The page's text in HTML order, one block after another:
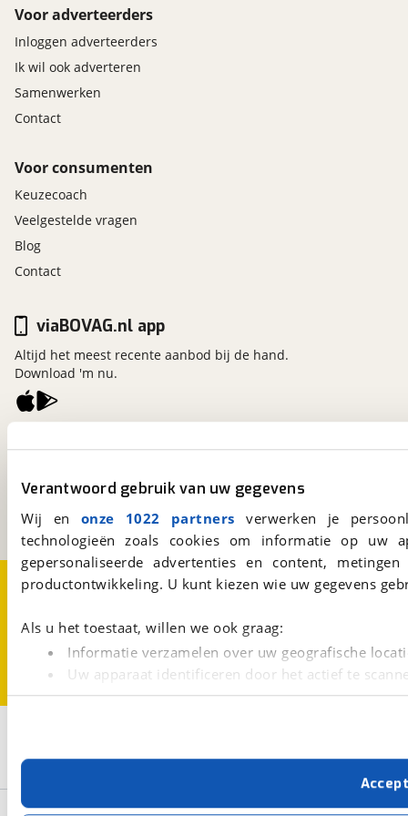
Verantwoord gebruik van uw gegevens
Wij en onze 1022 partners verwerken je
technologieën zoals cookies om informatie op
gepersonaliseerde advertenties en content,
productontwikkeling. U kunt kiezen wie uw gegevens
Als u het toestaat, willen we ook graag:
Informatie verzamelen over uw geografische
Uw apparaat identificeren door het actief te
Lees meer over hoe uw persoonlijke gegevens worden
Met cookies en vergelijkbare technieken zorgen we
cookies zorgen ervoor dat de website goed werkt.
verbeteren. We tonen je graag relevante advertenties
Santos Travelmaster 3+ Ja, E-bike
Voor adverteerders
Inloggen adverteerders
Ik wil ook adverteren
Samenwerken
Contact
Voor consumenten
Keuzecoach
Veelgestelde vragen
Blog
Contact
viaBOVAG.nl
3981 AJ Bunnik
BOVAG
viaBOVAG.nl app
Altijd het meest recente aanbod bij de hand.
Download 'm nu.
Over viaBOVAG.nlDisclaimer- en Privacyverklaring
Cookievoorkeuren
Vacatures